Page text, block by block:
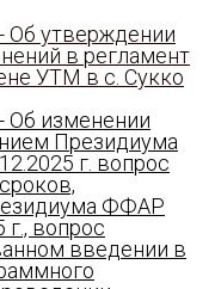
- Об утверждении
в регламент
УТМ в с. Сукко
- Об изменении
Президиума
г. вопрос
ФФАР
вопрос
введении в